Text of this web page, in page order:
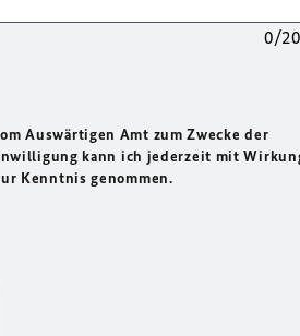
0/
Auswärtigen Amt zum Zwecke der
kann ich jederzeit mit
Kenntnis genommen.